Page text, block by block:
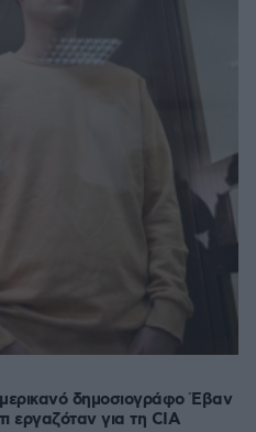
δημοσιογράφο Έβαν
εργαζόταν για τη CIA